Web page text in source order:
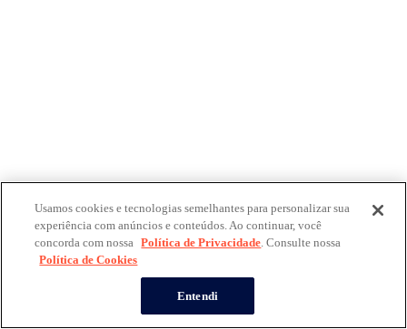
Usamos cookies e tecnologias semelhantes para personalizar sua
experiência com anúncios e conteúdos. Ao continuar, você
concorda com nossa Política de Privacidade. Consulte nossa
Política de Cookies
Entendi